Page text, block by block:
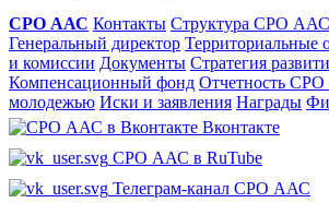
СРО ААС Контакты Структура СРО ААС
Генеральный директор Территориальные
и комиссии Документы Стратегия
Компенсационный фонд Отчетность
молодежью Иски и заявления Награды
Вконтакте
СРО ААС в RuTube
Телеграм-канал СРО ААС